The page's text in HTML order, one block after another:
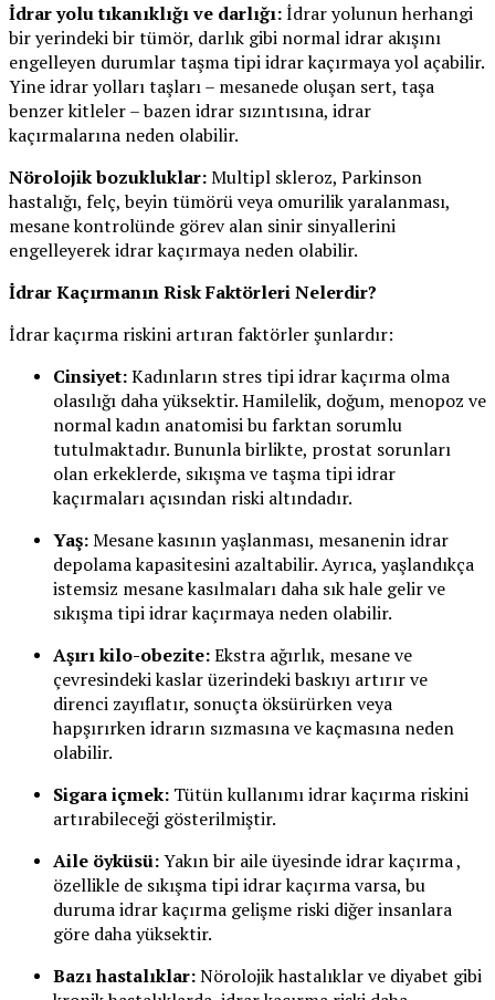
İdrar yolu tıkanıklığı ve darlığı:İdrar yolunun herhangi
bir yerindeki bir tümör, darlık gibi normal idrar akışını
engelleyen durumlar taşma tipi idrar kaçırmaya yol açabilir.
Yine idrar yolları taşları – mesanede oluşan sert, taşa
benzer kitleler – bazen idrar sızıntısına, idrar
kaçırmalarına neden olabilir.
Nörolojik bozukluklar:Multipl skleroz, Parkinson
hastalığı, felç, beyin tümörü veya omurilik yaralanması,
mesane kontrolünde görev alan sinir sinyallerini
engelleyerek idrar kaçırmaya neden olabilir.
İdrar Kaçırmanın Risk Faktörleri Nelerdir?
İdrar kaçırma riskini artıran faktörler şunlardır:
Cinsiyet:Kadınların stres tipi idrar kaçırma olma
olasılığı daha yüksektir. Hamilelik, doğum, menopoz ve
normal kadın anatomisi bu farktan sorumlu
tutulmaktadır. Bununla birlikte, prostat sorunları
olan erkeklerde, sıkışma ve taşma tipi idrar
kaçırmaları açısından riski altındadır.
Yaş:Mesane kasının yaşlanması, mesanenin idrar
depolama kapasitesini azaltabilir. Ayrıca, yaşlandıkça
istemsiz mesane kasılmaları daha sık hale gelir ve
sıkışma tipi idrar kaçırmaya neden olabilir.
Aşırı kilo-obezite:Ekstra ağırlık, mesane ve
çevresindeki kaslar üzerindeki baskıyı artırır ve
direnci zayıflatır, sonuçta öksürürken veya
hapşırırken idrarın sızmasına ve kaçmasına neden
olabilir.
Sigara içmek: Tütün kullanımı idrar kaçırma riskini
artırabileceği gösterilmiştir.
Aile öyküsü:Yakın bir aile üyesinde idrar kaçırma ,
özellikle de sıkışma tipi idrar kaçırma varsa, bu
duruma idrar kaçırma gelişme riski diğer insanlara
göre daha yüksektir.
Bazı hastalıklar:Nörolojik hastalıklar ve diyabet gibi